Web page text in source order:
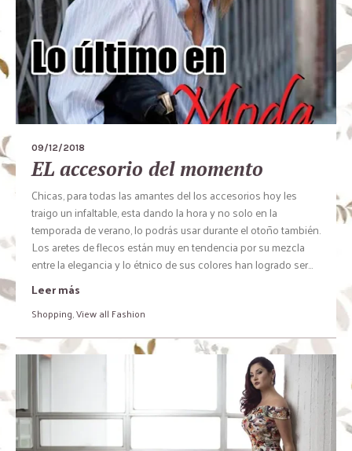
09/12/2018
EL accesorio del momento
Chicas, para todas las amantes del los accesorios hoy les
traigo un infaltable, esta dando la hora y no solo en la
temporada de verano, lo podrás usar durante el otoño también.
Los aretes de flecos están muy en tendencia por su mezcla
entre la elegancia y lo étnico de sus colores han logrado ser...
Leer más
Shopping,View all Fashion